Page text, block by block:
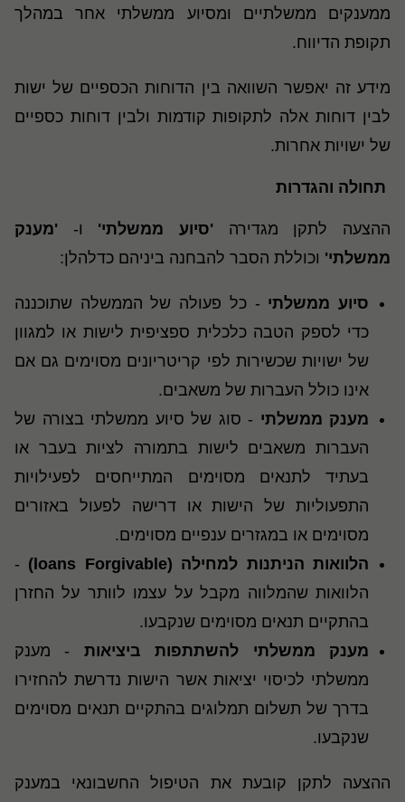
ממענקים ממשלתיים ומסיוע ממשלתי אחר במהלך
תקופת הדיווח.
מידע זה יאפשר השוואה בין הדוחות הכספיים של ישות
לבין דוחות אלה לתקופות קודמות ולבין דוחות כספיים
של ישויות אחרות.
תחולה והגדרות
ההצעה לתקן מגדירה 'סיוע ממשלתי' ו- 'מענק
ממשלתי' וכוללת הסבר להבחנה ביניהם כדלהלן:
סיוע ממשלתי - כל פעולה של הממשלה שתוכננה
כדי לספק הטבה כלכלית ספציפית לישות או למגוון
של ישויות שכשירות לפי קריטריונים מסוימים גם אם
אינו כולל העברות של משאבים.
מענק ממשלתי - סוג של סיוע ממשלתי בצורה של
העברות משאבים לישות בתמורה לציות בעבר או
בעתיד לתנאים מסוימים המתייחסים לפעילויות
התפעוליות של הישות או דרישה לפעול באזורים
מסוימים או במגזרים ענפיים מסוימים.
הלוואות הניתנות למחילה (loans Forgivable
)
-
הלוואות שהמלווה מקבל על עצמו לוותר על החזרן
בהתקיים תנאים מסוימים שנקבעו.
מענק ממשלתי להשתתפות ביציאות - מענק
ממשלתי לכיסוי יציאות אשר הישות נדרשת להחזירו
בדרך של תשלום תמלוגים בהתקיים תנאים מסוימים
שנקבעו.
ההצעה לתקן קובעת את הטיפול החשבונאי במענק